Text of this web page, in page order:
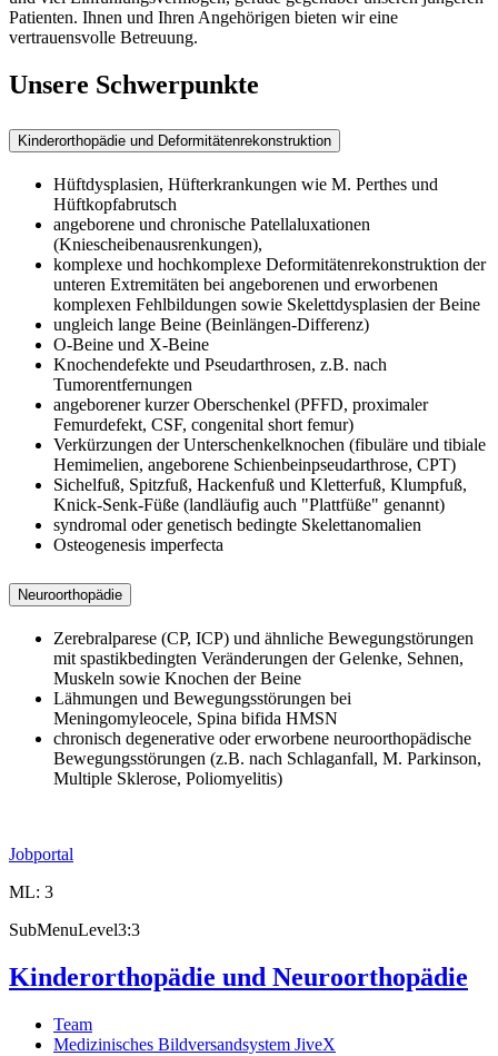
Patienten. Ihnen und Ihren Angehörigen bieten wir eine
vertrauensvolle Betreuung.
Unsere Schwerpunkte
Kinderorthopädie und Deformitätenrekonstruktion
Hüftdysplasien, Hüfterkrankungen wie M. Perthes und
Hüftkopfabrutsch
angeborene und chronische Patellaluxationen
(Kniescheibenausrenkungen),
komplexe und hochkomplexe Deformitätenrekonstruktion der
unteren Extremitäten bei angeborenen und erworbenen
komplexen Fehlbildungen sowie Skelettdysplasien der Beine
ungleich lange Beine (Beinlängen-Differenz)
O-​Beine und X-​Beine
Knochendefekte und Pseudarthrosen, z.B. nach
Tumorentfernungen
angeborener kurzer Oberschenkel (PFFD, proximaler
Femurdefekt, CSF, congenital short femur)
Verkürzungen der Unterschenkelknochen (fibuläre und tibiale
Hemimelien, angeborene Schienbeinpseudarthrose, CPT)
Sichelfuß, Spitzfuß, Hackenfuß und Kletterfuß, Klumpfuß,
Knick-​​Senk-​Füße (landläufig auch "Plattfüße" genannt)
syndromal oder genetisch bedingte Skelettanomalien
Osteogenesis imperfecta
Neuroorthopädie
Zerebralparese (CP, ICP) und ähnliche Bewegungstörungen
mit spastikbedingten Veränderungen der Gelenke, Sehnen,
Muskeln sowie Knochen der Beine
Lähmungen und Bewegungsstörungen bei
Meningomyleocele, Spina bifida HMSN
chronisch degenerative oder erworbene neuroorthopädische
Bewegungsstörungen (z.B. nach Schlaganfall, M. Parkinson,
Multiple Sklerose, Poliomyelitis)
Jobportal
ML: 3
SubMenuLevel3:3
Kinderorthopädie und Neuroorthopädie
Team
Medizinisches Bildversandsystem JiveX